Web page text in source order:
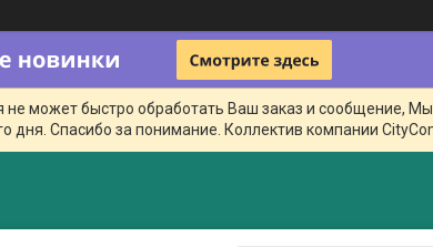
может быстро обработать Ваш заказ и сообщение,
дня. Спасибо за понимание. Коллектив компании